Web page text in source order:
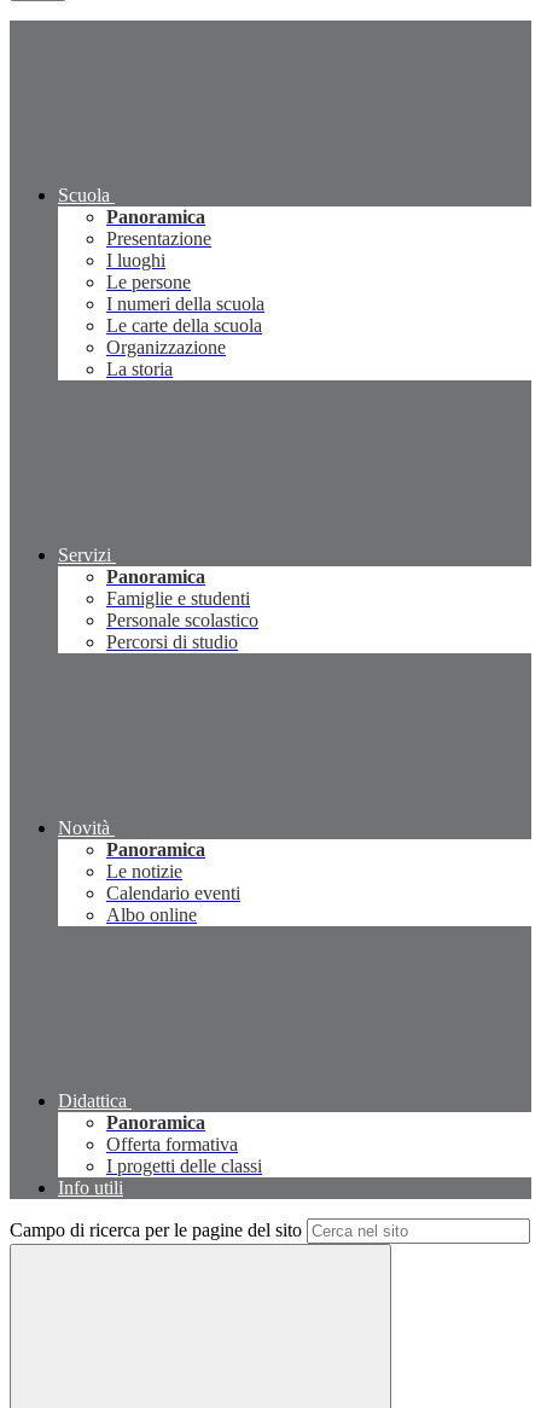
Scuola
Panoramica
Presentazione
I luoghi
Le persone
I numeri della scuola
Le carte della scuola
Organizzazione
La storia
Servizi
Panoramica
Famiglie e studenti
Personale scolastico
Percorsi di studio
Novità
Panoramica
Le notizie
Calendario eventi
Albo online
Didattica
Panoramica
Offerta formativa
I progetti delle classi
Info utili
Campo di ricerca per le pagine del sito